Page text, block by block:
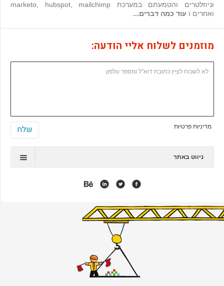
וניוזלטרים והטמעתם במערכת marketo, hubspot, mailchimp
ואחרים ו עוד כמה דברים...
מוזמנים לשלוח אליי הודעה:
מדיניות פרטיות
ניווט באתר
אנימציה